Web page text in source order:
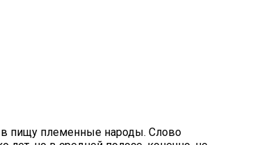
в пищу племенные народы. Слово